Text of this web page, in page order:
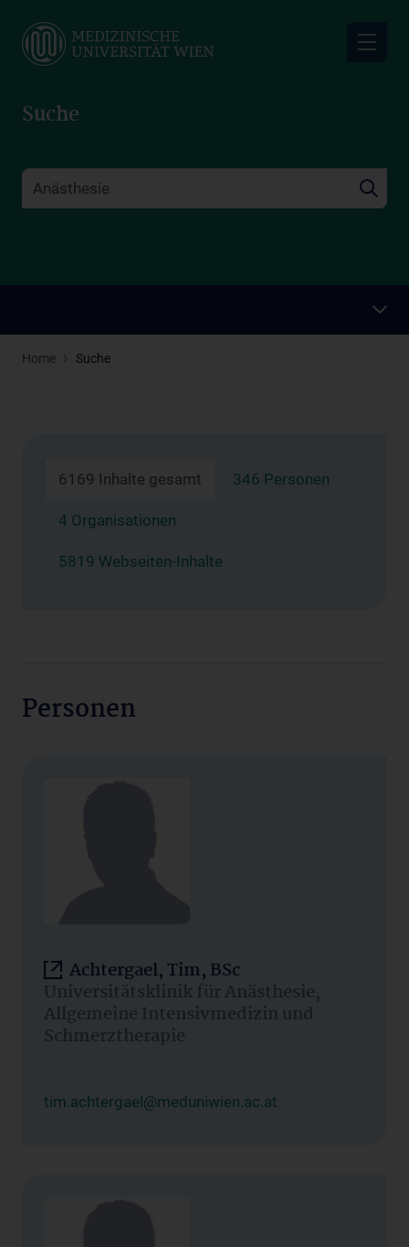
main
Suche
Home Suche
6169 Inhalte gesamt 346 Personen
4 Organisationen
5819 Webseiten-Inhalte
Personen
Achtergael, Tim, BSc
Universitätsklinik für Anästhesie,
Allgemeine Intensivmedizin und
Schmerztherapie
tim.achtergael@meduniwien.ac.at